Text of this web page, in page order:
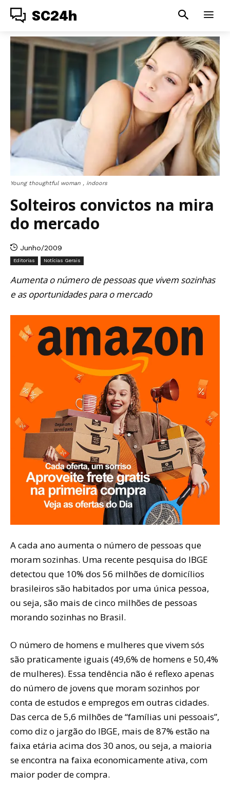
SC24h
Young thoughtful woman , indoors
Solteiros convictos na mira
do mercado
Junho/2009
Editorias Notícias Gerais
Aumenta o número de pessoas que vivem sozinhas
e as oportunidades para o mercado
A cada ano aumenta o número de pessoas que
moram sozinhas. Uma recente pesquisa do IBGE
detectou que 10% dos 56 milhões de domicílios
brasileiros são habitados por uma única pessoa,
ou seja, são mais de cinco milhões de pessoas
morando sozinhas no Brasil.
O número de homens e mulheres que vivem sós
são praticamente iguais (49,6% de homens e 50,4%
de mulheres). Essa tendência não é reflexo apenas
do número de jovens que moram sozinhos por
conta de estudos e empregos em outras cidades.
Das cerca de 5,6 milhões de “famílias uni pessoais”,
como diz o jargão do IBGE, mais de 87% estão na
faixa etária acima dos 30 anos, ou seja, a maioria
se encontra na faixa economicamente ativa, com
maior poder de compra.